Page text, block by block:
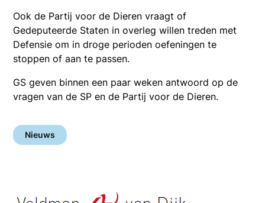
Ook de Partij voor de Dieren vraagt of
Gedeputeerde Staten in overleg willen treden met
Defensie om in droge perioden oefeningen te
stoppen of aan te passen.
GS geven binnen een paar weken antwoord op de
vragen van de SP en de Partij voor de Dieren.
Nieuws